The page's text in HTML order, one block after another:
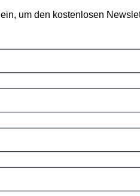
um den kostenlosen